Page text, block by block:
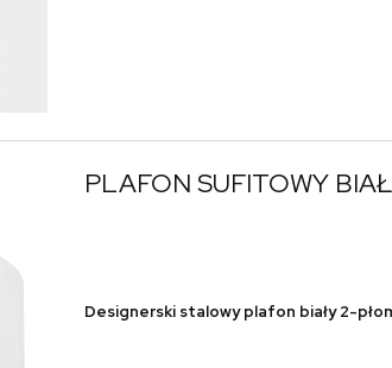
PLAFON SUFITOWY
Designerski stalowy plafon biały 2-